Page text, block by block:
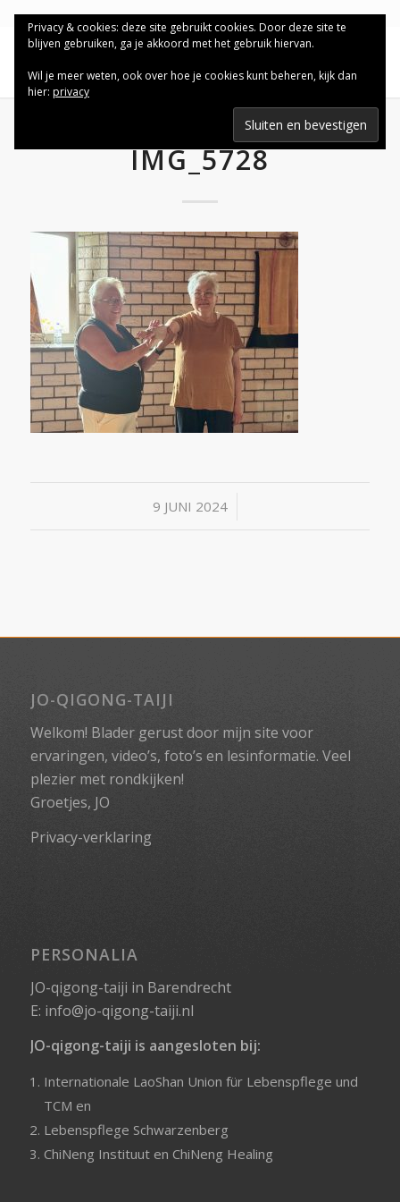
IMG_5728
9 JUNI 2024
/
JO-QIGONG-TAIJI
Welkom! Blader gerust door mijn site voor
ervaringen, video’s, foto’s en lesinformatie. Veel
plezier met rondkijken!
Groetjes, JO
Privacy-verklaring
PERSONALIA
JO-qigong-taiji in Barendrecht
E: info@jo-qigong-taiji.nl
JO-qigong-taiji is aangesloten bij:
Internationale LaoShan Union für Lebenspflege und
TCM en
Lebenspflege Schwarzenberg
ChiNeng Instituuten ChiNeng Healing
Privacy & cookies: deze site gebruikt cookies. Door deze site te
blijven gebruiken, ga je akkoord met het gebruik hiervan.
Wil je meer weten, ook over hoe je cookies kunt beheren, kijk dan
hier: privacy